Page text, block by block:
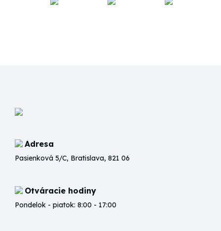
Adresa
Pasienková 5/C, Bratislava, 821 06
Otváracie hodiny
Pondelok - piatok: 8:00 - 17:00